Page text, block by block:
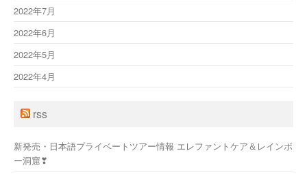
2022年7月
2022年6月
2022年5月
2022年4月
rss
新発売・日本語プライベートツアー情報 エレファントケア＆レインボ
ー洞窟❣